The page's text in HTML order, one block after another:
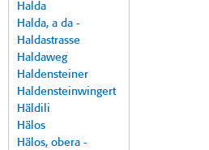
Halda
Halda, a da -
Haldastrasse
Haldaweg
Haldensteiner
Haldensteinwingert
Häldili
Hälos
Hälos, obera -